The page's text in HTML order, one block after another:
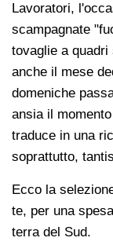
Lavoratori,
scampagnate
tovaglie a
anche il mese
domeniche
ansia il
traduce in una
soprattutto,
Ecco la
te, per una
terra del Sud.